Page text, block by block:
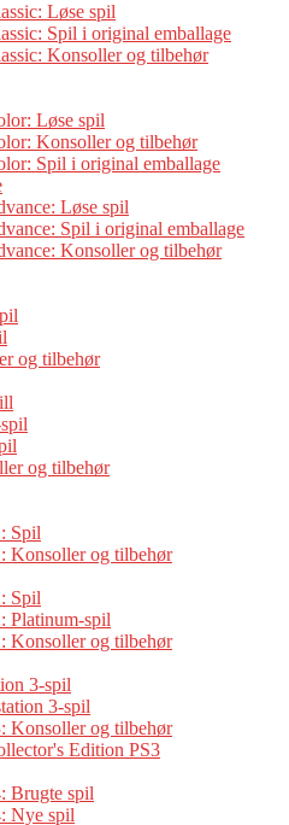
Løse spil
Spil i original emballage
Konsoller og tilbehør
Løse spil
Konsoller og tilbehør
Spil i original emballage
Løse spil
Spil i original emballage
Konsoller og tilbehør
og tilbehør
og tilbehør
Spil
Konsoller og tilbehør
Spil
Platinum-spil
Konsoller og tilbehør
3-spil
3-spil
Konsoller og tilbehør
Edition PS3
Brugte spil
Nye spil